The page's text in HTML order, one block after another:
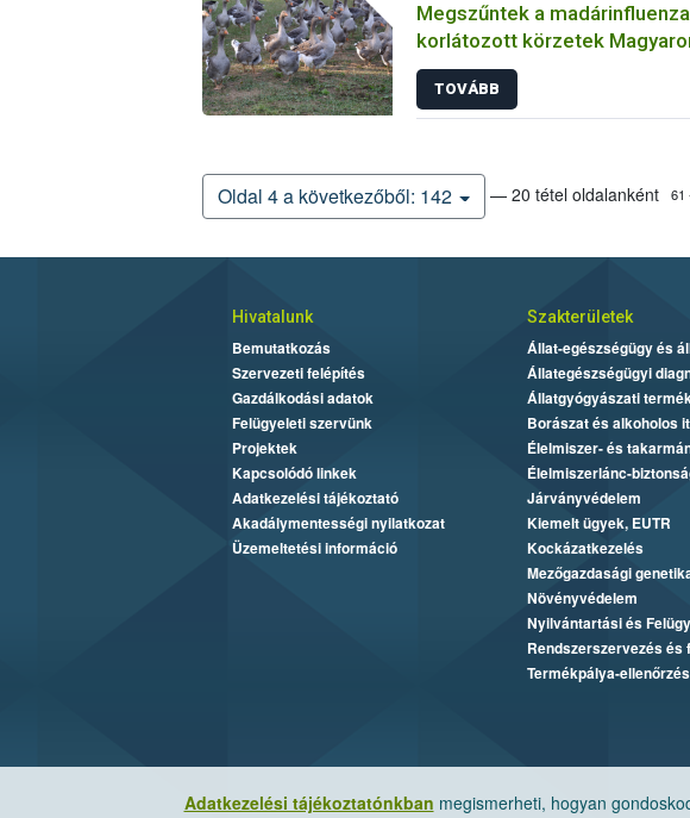
Megszűntek a
korlátozott körzetek
TOVÁBB
Oldal 4 a következőből: 142 — 20 tétel oldalanként 61
Adatkezelési tájékoztatónkban megismerheti, hogyan
Hivatalunk
Bemutatkozás
Szervezeti felépítés
Gazdálkodási adatok
Felügyeleti szervünk
Projektek
Kapcsolódó linkek
Adatkezelési tájékoztató
Akadálymentességi nyilatkozat
Üzemeltetési információ
Szakterületek
Állat-egészségügy és
Állategészségügyi
Állatgyógyászati
Borászat és alkoholos
Élelmiszer- és
Élelmiszerlánc-
Járványvédelem
Kiemelt ügyek, EUTR
Kockázatkezelés
Mezőgazdasági
Növényvédelem
Nyilvántartási és
Rendszerszervezés és
Termékpálya-ellenőrzés